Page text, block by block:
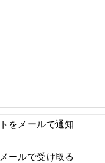
をメールで通知
ールで受け取る